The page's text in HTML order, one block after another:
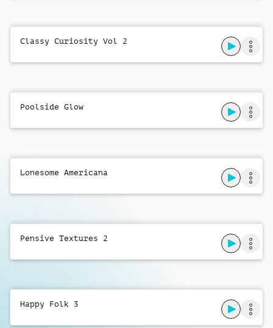
Classy Curiosity Vol 2
Poolside Glow
Lonesome Americana
Pensive Textures 2
Happy Folk 3